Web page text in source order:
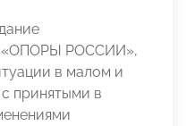
«ОПОРЫ РОССИИ»,
в малом и
принятыми в